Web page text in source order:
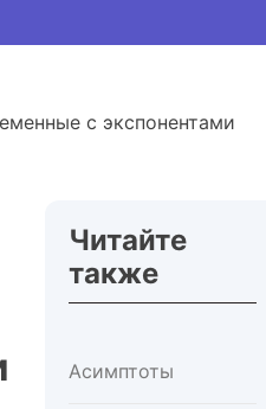
с экспонентами
Читайте
также
Асимптоты